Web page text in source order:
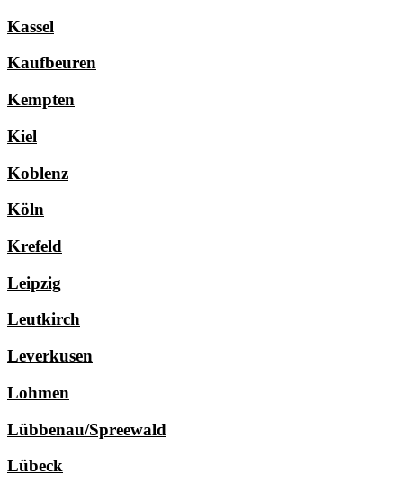
Kassel
Kaufbeuren
Kempten
Kiel
Koblenz
Köln
Krefeld
Leipzig
Leutkirch
Leverkusen
Lohmen
Lübbenau/Spreewald
Lübeck